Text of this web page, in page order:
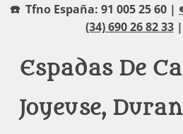
☎️ Tfno España: 91 005 25 60 |
(34) 690 26 82 33|
Espadas De
Joyeuse,